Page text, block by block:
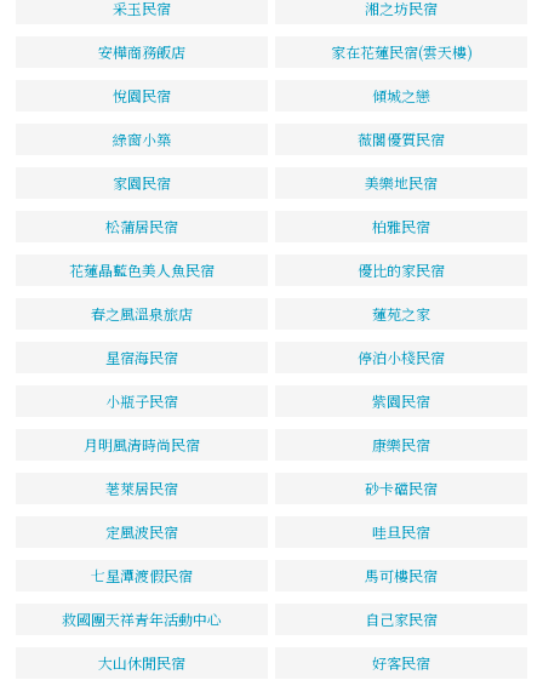
采玉民宿 湘之坊民宿
安樺商務飯店 家在花蓮民宿(雲天樓)
悅園民宿 傾城之戀
綠窗小築 薇閣優質民宿
家園民宿 美樂地民宿
松蒲居民宿 柏雅民宿
花蓮晶藍色美人魚民宿 優比的家民宿
春之風溫泉旅店 蓮苑之家
星宿海民宿 停泊小棧民宿
小瓶子民宿 紫園民宿
月明風清時尚民宿 康樂民宿
荖萊居民宿 砂卡礑民宿
定風波民宿 哇旦民宿
七星潭渡假民宿 馬可樓民宿
救國團天祥青年活動中心 自己家民宿
大山休閒民宿 好客民宿